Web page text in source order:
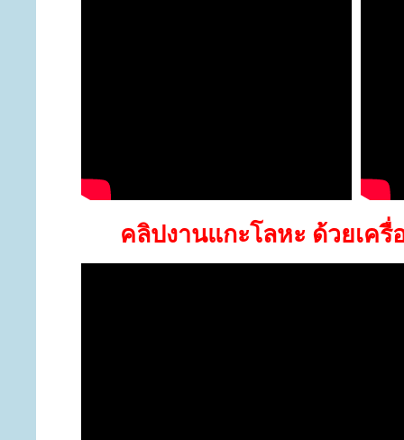
คลิปงานแกะโลหะ ด้วยเครื่